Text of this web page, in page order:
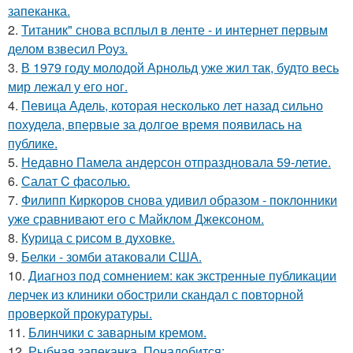
запеканка.
2. Титаник" снова всплыл в ленте - и интернет первым
делом взвесил Роуз.
3. В 1979 году молодой Арнольд уже жил так, будто весь
мир лежал у его ног.
4. Певица Адель, которая несколько лет назад сильно
похудела, впервые за долгое время появилась на
публике.
5. Недавно Памела андерсон отпраздновала 59-летие.
6. Салат C фaсoлью.
7. Филипп Киркоров снова удивил образом - поклонники
уже сравнивают его с Майклом Джексоном.
8. Курица с pисoм в дyхoвке.
9. Белки - зомби атаковали США.
10. Диагноз под сомнением: как экстренные публикации
лерчек из клиники обострили скандал с повторной
проверкой прокуратуры.
11. Блинчики с заварным кремом.